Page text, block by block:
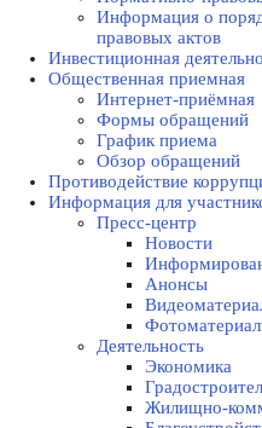
Информация о
правовых актов
Инвестиционная
Общественная приемная
Интернет-приёмная
Формы обращений
График приема
Обзор обращений
Противодействие
Информация для
Пресс-центр
Новости
Анонсы
Деятельность
Экономика
Жилищно-